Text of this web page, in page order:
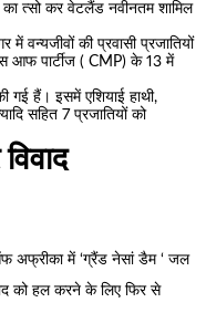
त्सो कर वेटलैंड नवीनतम शामिल
में वन्यजीवों की प्रवासी प्रजातियों
आफ पार्टीज ( CMP) के 13 में
गई हैं। इसमें एशियाई हाथी,
सहित 7 प्रजातियों को
अफ्रीका में ‘ग्रैंड नेसां डैम ‘ जल
को हल करने के लिए फिर से